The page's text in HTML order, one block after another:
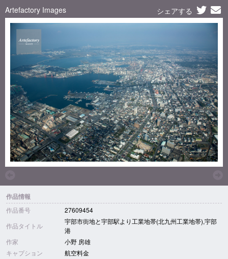
Artefactory Images シェアする
作品情報
作品番号
27609454
作品タイトル
宇部市街地と宇部駅より工業地帯(北九州工業地帯),宇部
港
作家
小野 房雄
キャプション
航空料金